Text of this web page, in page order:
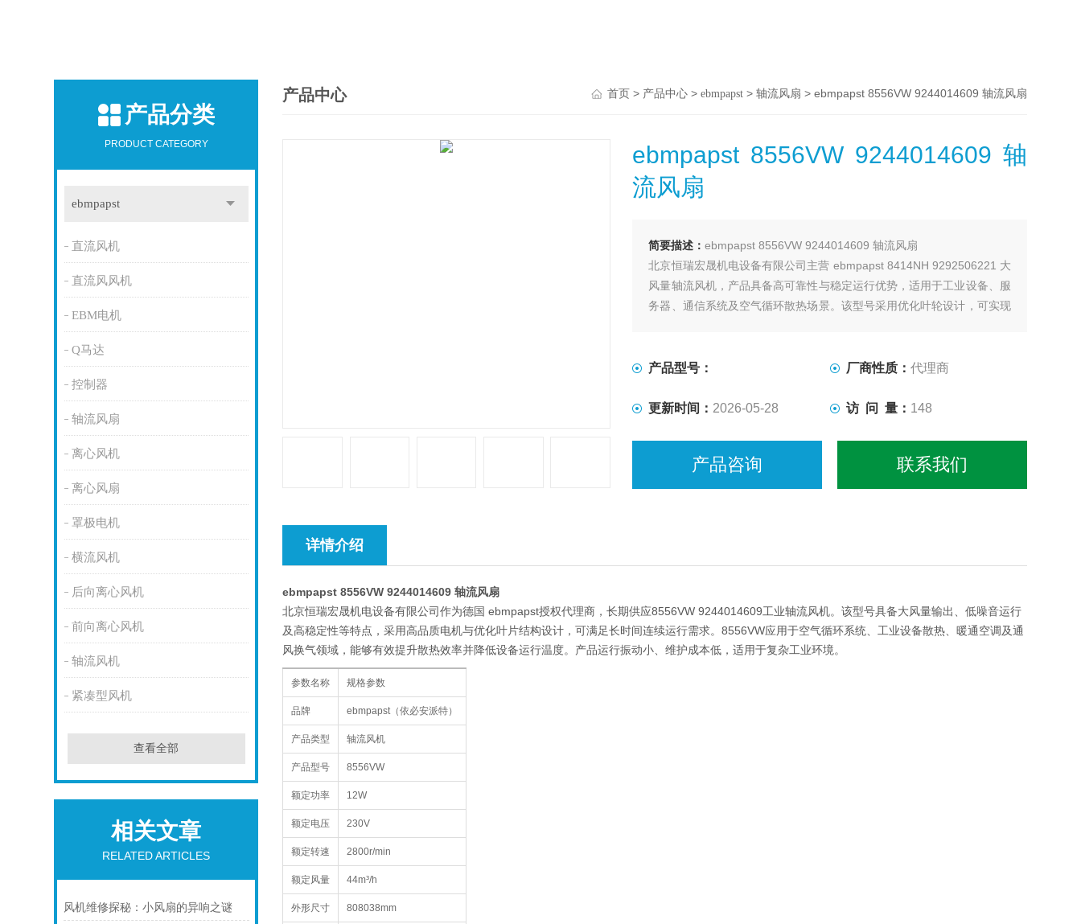
产品分类
PRODUCT CATEGORY
ebmpapst
直流风机
直流风风机
EBM电机
Q马达
控制器
轴流风扇
离心风机
离心风扇
罩极电机
横流风机
后向离心风机
前向离心风机
轴流风机
紧凑型风机
查看全部
相关文章
RELATED ARTICLES
风机维修探秘：小风扇的异响之谜
产品中心 首页> 产品中心> ebmpapst> 轴流风扇 > ebmpapst 8556VW 9244014609 轴流风扇
ebmpapst 8556VW 9244014609 轴
流风扇
简要描述：ebmpapst 8556VW 9244014609 轴流风扇
北京恒瑞宏晟机电设备有限公司主营 ebmpapst 8414NH 9292506221 大
风量轴流风机，产品具备高可靠性与稳定运行优势，适用于工业设备、服
务器、通信系统及空气循环散热场景。该型号采用优化叶轮设计，可实现
产品型号： 厂商性质： 代理商
更新时间： 2026-05-28 访 问 量： 148
产品咨询 联系我们
详情介绍
ebmpapst 8556VW 9244014609 轴流风扇
北京恒瑞宏晟机电设备有限公司作为德国 ebmpapst授权代理商，长期供应8556VW 9244014609工业轴流风机。该型号具备大风量输出、低噪音运行
及高稳定性等特点，采用高品质电机与优化叶片结构设计，可满足长时间连续运行需求。8556VW应用于空气循环系统、工业设备散热、暖通空调及通
风换气领域，能够有效提升散热效率并降低设备运行温度。产品运行振动小、维护成本低，适用于复杂工业环境。
参数名称 规格参数
品牌 ebmpapst（依必安派特）
产品类型 轴流风机
产品型号 8556VW
额定功率 12W
额定电压 230V
额定转速 2800r/min
额定风量 44m³/h
外形尺寸 808038mm